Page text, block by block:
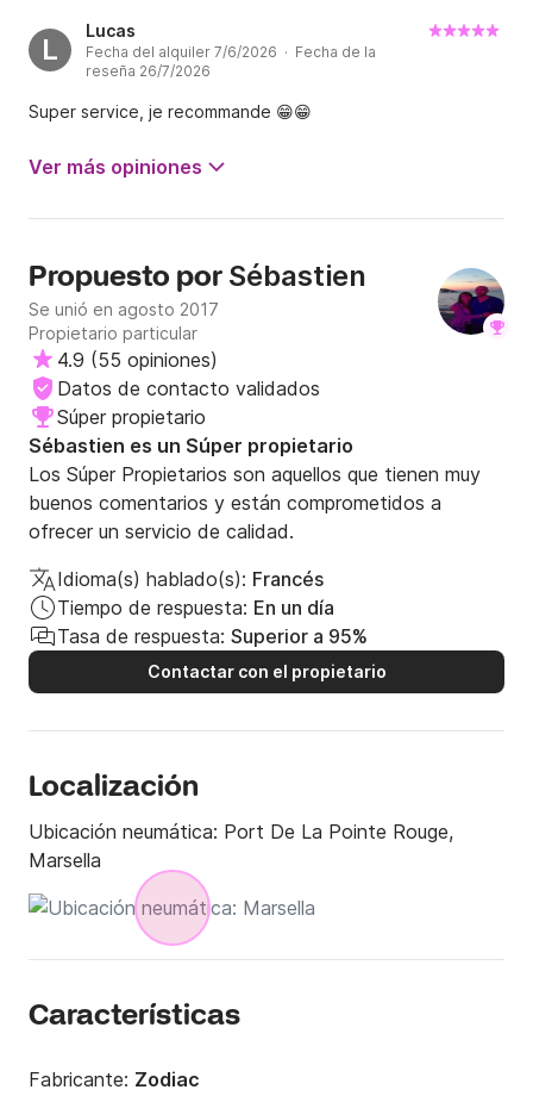
L
Lucas
Fecha del alquiler 7/6/2026 · Fecha de la
reseña 26/7/2026
Super service, je recommande 😁😁
Ver más opiniones
Propuesto por Sébastien
Se unió en agosto 2017
Propietario particular
4.9 (55 opiniones)
Datos de contacto validados
Súper propietario
Sébastien es un Súper propietario
Los Súper Propietarios son aquellos que tienen muy
buenos comentarios y están comprometidos a
ofrecer un servicio de calidad.
Idioma(s) hablado(s): Francés
Tiempo de respuesta: En un día
Tasa de respuesta: Superior a 95%
Contactar con el propietario
Localización
Ubicación neumática: Port De La Pointe Rouge,
Marsella
Características
Fabricante: Zodiac